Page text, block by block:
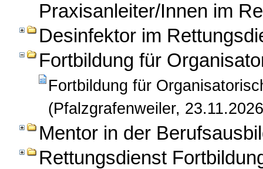
Praxisanleiter/Innen im
Desinfektor im
Fortbildung für
Fortbildung für
(Pfalzgrafenweiler,
Mentor in der
Rettungsdienst